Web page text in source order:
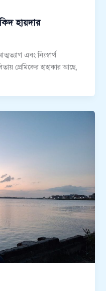
হায়দার
এবং নিঃস্বার্থ
প্রেমিকের হাহাকার আছে,